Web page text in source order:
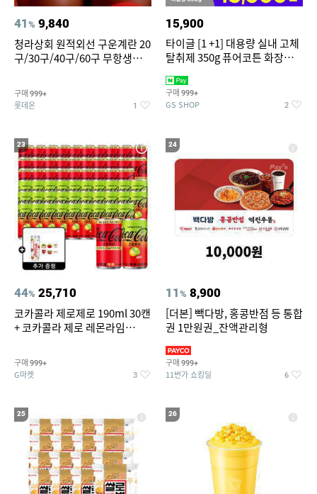
41% 9,840
청라상회 원적외선 구운계란 20
구/30구/40구/60구 무항생제
구매 999+
롯데온 1
15,900
타이글 [1 +1] 대용량 실내 고체
탈취제 350g 퓨어코튼 화장실
구매 999+
GS SHOP 2
23
44% 25,710
코카콜라 제로제로 190ml 30캔
+ 코카콜라 제로 레몬라임
티커 세트
구매 999+
G마켓 3
24
11% 8,900
[더본] 빽다방, 홍콩반점 등 통합
권 1만원권_잔액관리형
구매 999+
11번가 쇼킹딜 6
25 26